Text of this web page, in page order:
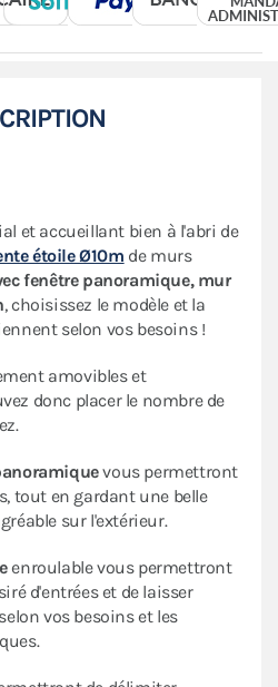
et accueillant bien à l'abri de
étoile Ø10m de murs
fenêtre panoramique, mur
, choisissez le modèle et la
selon vos besoins !
amovibles et
donc placer le nombre de
vous permettront
tout en gardant une belle
sur l'extérieur.
enroulable vous permettront
d'entrées et de laisser
vos besoins et les